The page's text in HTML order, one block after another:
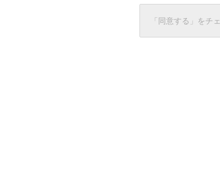
任意の名前
グローバルIPアドレス
接続ホスト情報
５．個人情報に関す
「同意する」をチ